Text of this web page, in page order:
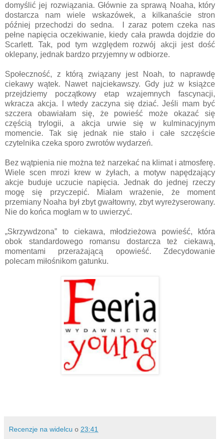
domyślić jej rozwiązania. Głównie za sprawą Noaha, który
dostarcza nam wiele wskazówek, a kilkanaście stron
później przechodzi do sedna.
I zaraz potem czeka nas
pełne napięcia oczekiwanie, kiedy cała prawda dojdzie do
Scarlett. Tak, pod tym względem rozwój akcji jest dość
oklepany, jednak bardzo przyjemny w odbiorze.
Społeczność, z którą związany jest Noah, to naprawdę
ciekawy wątek. Nawet najciekawszy. Gdy już w książce
przejdziemy początkowy etap wzajemnych fascynacji,
wkracza akcja. I wtedy zaczyna się dziać. Jeśli mam być
szczera obawiałam się, że powieść może okazać się
częścią trylogii, a akcja urwie się w kulminacyjnym
momencie. Tak się jednak nie stało i całe szczęście
czytelnika czeka sporo zwrotów wydarzeń.
Bez wątpienia nie można też narzekać na klimat i atmosferę.
Wiele scen mrozi krew w żyłach, a motyw napędzający
akcje buduje uczucie napięcia. Jednak do jednej rzeczy
mogę się przyczepić. Miałam wrażenie, że moment
przemiany Noaha był zbyt gwałtowny, zbyt wyreżyserowany.
Nie do końca mogłam w to uwierzyć.
„Skrzywdzona” to ciekawa, młodzieżowa powieść, która
obok standardowego romansu dostarcza też ciekawą,
momentami przerażającą opowieść. Zdecydowanie
polecam miłośnikom gatunku.
Recenzje na widelcu o 23:41